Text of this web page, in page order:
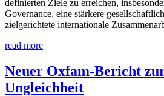
definierten Ziele zu erreichen,
Governance, eine stärkere
zielgerichtete internationale
read more
Neuer Oxfam-Bericht
Ungleichheit